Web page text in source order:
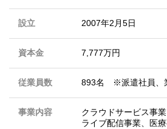
設立 2007年2月5日
資本金 7,777万円
従業員数 893名 ※派遣社員、
事業内容
クラウドサービス事
ライブ配信事業、医